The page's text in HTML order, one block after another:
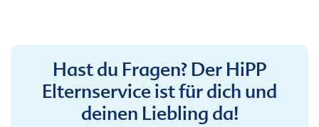
Hast du Fragen? Der HiPP
Elternservice ist für dich und
deinen Liebling da!